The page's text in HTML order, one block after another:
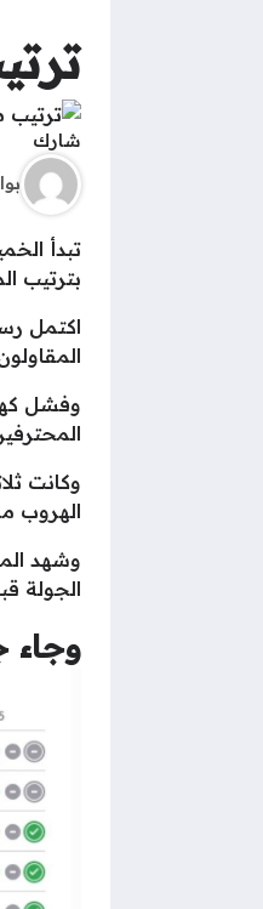
شارك
بترتيب
اكتمل
المقاولون العرب بنتيجة 2-2، في
وفشل
وكانت
الهروب
وشهد
الجولة
وجاء